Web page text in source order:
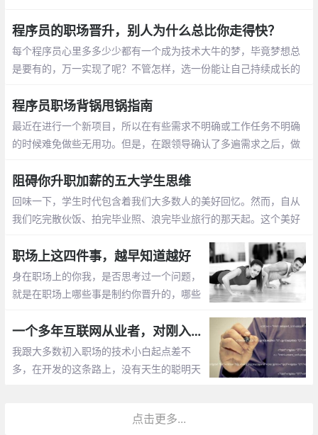
程序员的职场晋升，别人为什么总比你走得快？
每个程序员心里多多少少都有一个成为技术大牛的梦，毕竟梦想总
是要有的，万一实现了呢？不管怎样，选一份能让自己持续成长的
程序员职场背锅甩锅指南
最近在进行一个新项目，所以在有些需求不明确或工作任务不明确
的时候难免做些无用功。但是，在跟领导确认了多遍需求之后，做
导上面还有领导
阻碍你升职加薪的五大学生思维
回味一下，学生时代包含着我们大多数人的美好回忆。然而，自从
我们吃完散伙饭、拍完毕业照、浪完毕业旅行的那天起。这个美好
学会新的规则和思维方式
职场上这四件事，越早知道越好
身在职场上的你我，是否思考过一个问题，
就是在职场上哪些事是制约你晋升的，哪些
聊，职场上的那些事，希望对你有所帮助，
同时，也希望你能够参与进来，一起讨论。
废话不多说
一个多年互联网从业者，对刚入职场人最真诚的忠告
我跟大多数初入职场的技术小白起点差不
多，在开发的这条路上，没有天生的聪明天
北邮北航的硕士下，自己也常常因此感到惭
点击更多...